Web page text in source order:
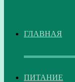
ГЛАВНАЯ
ПИТАНИЕ